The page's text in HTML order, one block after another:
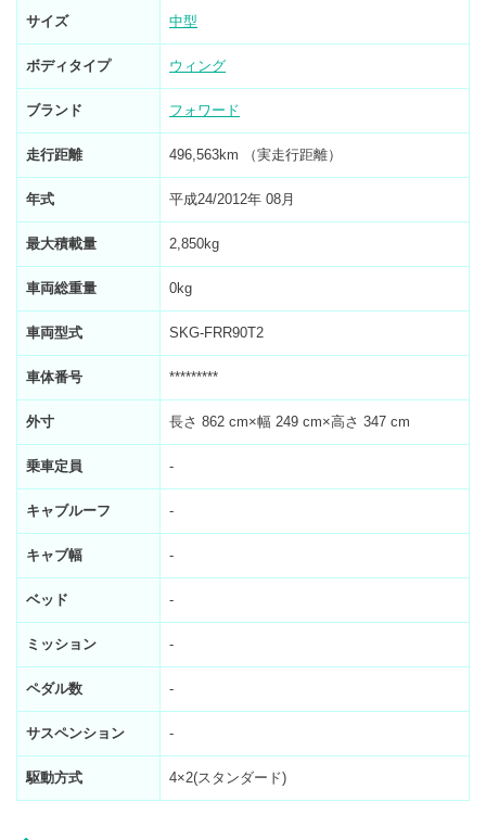
サイズ 中型
ボディタイプ ウィング
ブランド フォワード
走行距離 496,563km （実走行距離）
年式 平成24/2012年 08月
最大積載量 2,850kg
車両総重量 0kg
車両型式 SKG-FRR90T2
車体番号 *********
外寸 長さ 862 cm×幅 249 cm×高さ 347 cm
乗車定員 -
キャブルーフ -
キャブ幅 -
ベッド -
ミッション -
ペダル数 -
サスペンション -
駆動方式 4×2(スタンダード)